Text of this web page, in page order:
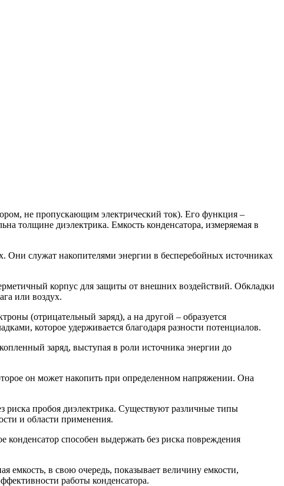
не пропускающим электрический ток). Его функция –
толщине диэлектрика. Емкость конденсатора, измеряемая в
служат накопителями энергии в бесперебойных источниках
корпус для защиты от внешних воздействий. Обкладки
или воздух.
(отрицательный заряд), а на другой – образуется
которое удерживается благодаря разности потенциалов.
заряд, выступая в роли источника энергии до
он может накопить при определенном напряжении. Она
риска пробоя диэлектрика. Существуют различные типы
и области применения.
способен выдержать без риска повреждения
емкость, в свою очередь, показывает величину емкости,
работы конденсатора.